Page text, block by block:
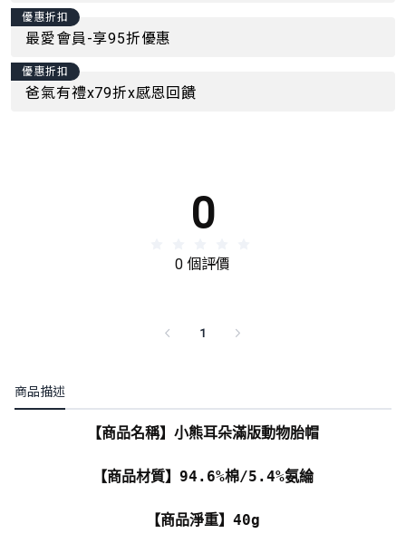
優惠折扣
最愛會員-享95折優惠
優惠折扣
爸氣有禮x79折x感恩回饋
0
0 個評價
1
商品描述
【商品名稱】小熊耳朵滿版動物胎帽
【商品材質】94.6%棉/5.4%氨綸
【商品淨重】40g